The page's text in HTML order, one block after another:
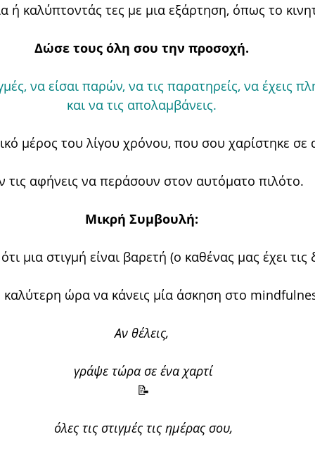
ή καλύπτοντάς τες με μια εξάρτηση, όπως το
Δώσε τους όλη σου την προσοχή.
να είσαι παρών, να τις παρατηρείς, να έχεις
και να τις απολαμβάνεις.
μέρος του λίγου χρόνου, που σου χαρίστηκε
τις αφήνεις να περάσουν στον αυτόματο πιλότο.
Μικρή Συμβουλή:
μια στιγμή είναι βαρετή (ο καθένας μας έχει τις
καλύτερη ώρα να κάνεις μία άσκηση στο
Αν θέλεις,
γράψε τώρα σε ένα χαρτί
📝
όλες τις στιγμές τις ημέρας σου,